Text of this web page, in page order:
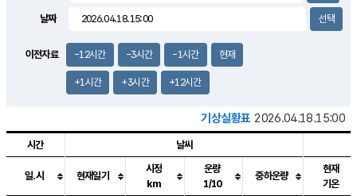
1.9m/s
날짜
이전자료 -12시간 -3시간 -1시간 현재
+1시간 +3시간 +12시간
기상실황표 2026.04.18.15:00
시간 날씨
일.시 현재일기
시정
km
운량
1/10
중하운량
현재
기온